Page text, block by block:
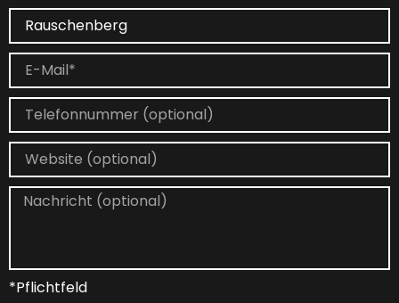
*Pflichtfeld